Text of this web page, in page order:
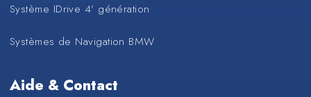
Système IDrive 4’ génération
Systèmes de Navigation BMW
Aide & Contact